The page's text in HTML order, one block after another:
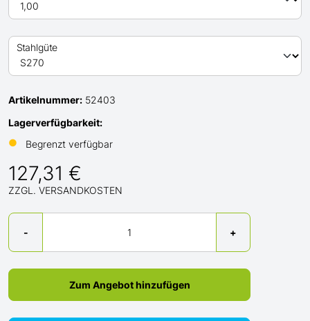
Stahlgüte
Artikelnummer: 52403
Lagerverfügbarkeit:
●
Begrenzt verfügbar
127,31 €
ZZGL. VERSANDKOSTEN
-
Menge
+
Zum Angebot hinzufügen